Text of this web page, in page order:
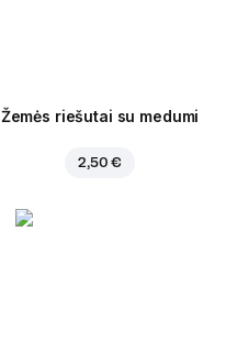
Žemės riešutai su medumi
2,50 €